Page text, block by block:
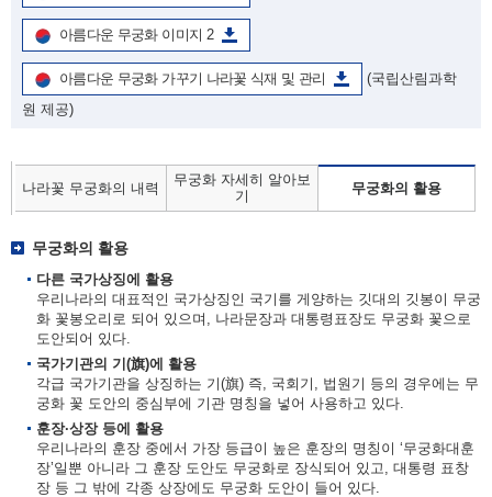
아름다운 무궁화 이미지 2
아름다운 무궁화 가꾸기 나라꽃 식재 및 관리
(국립산림과학
원 제공)
나라꽃 무궁화의 내력
무궁화 자세히 알아보
기
무궁화의 활용
무궁화의 활용
다른 국가상징에 활용
우리나라의 대표적인 국가상징인 국기를 게양하는 깃대의 깃봉이 무궁
화 꽃봉오리로 되어 있으며, 나라문장과 대통령표장도 무궁화 꽃으로
도안되어 있다.
국가기관의 기(旗)에 활용
각급 국가기관을 상징하는 기(旗) 즉, 국회기, 법원기 등의 경우에는 무
궁화 꽃 도안의 중심부에 기관 명칭을 넣어 사용하고 있다.
훈장·상장 등에 활용
우리나라의 훈장 중에서 가장 등급이 높은 훈장의 명칭이 ‘무궁화대훈
장’일뿐 아니라 그 훈장 도안도 무궁화로 장식되어 있고, 대통령 표창
장 등 그 밖에 각종 상장에도 무궁화 도안이 들어 있다.